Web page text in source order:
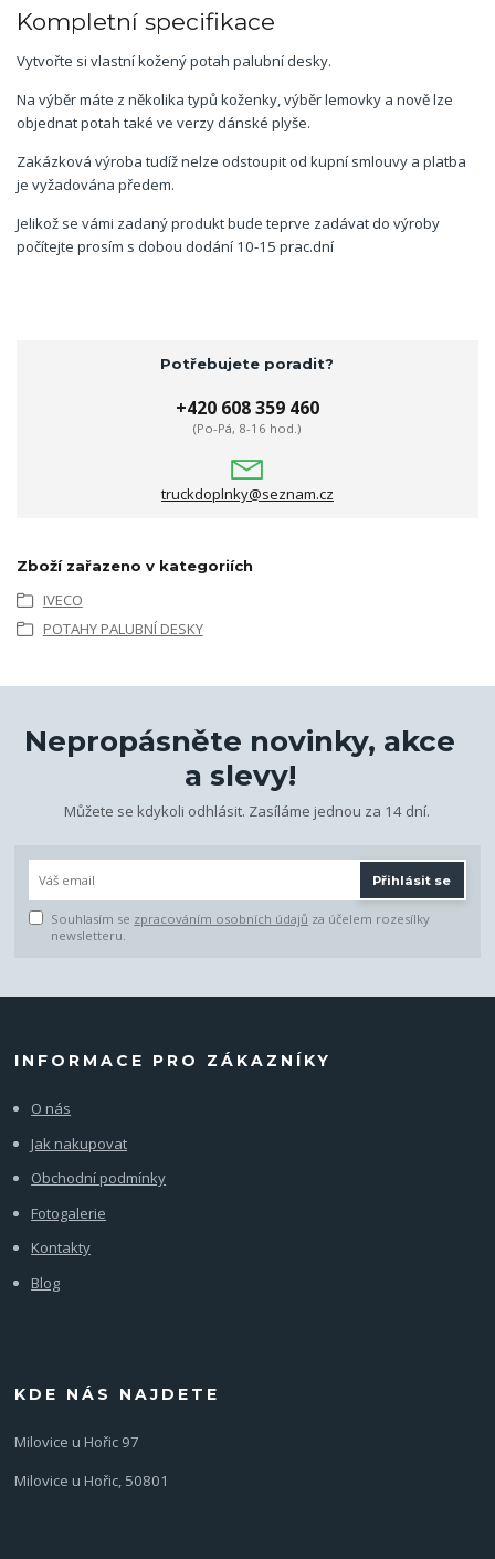
Kompletní specifikace
Vytvořte si vlastní kožený potah palubní desky.
Na výběr máte z několika typů koženky, výběr lemovky a nově lze
objednat potah také ve verzy dánské plyše.
Zakázková výroba tudíž nelze odstoupit od kupní smlouvy a platba
je vyžadována předem.
Jelikož se vámi zadaný produkt bude teprve zadávat do výroby
počítejte prosím s dobou dodání 10-15 prac.dní
Potřebujete poradit?
+420 608 359 460
(Po-Pá, 8-16 hod.)
truckdoplnky@seznam.cz
Zboží zařazeno v kategoriích
IVECO
POTAHY PALUBNÍ DESKY
Nepropásněte novinky, akce
a slevy!
Můžete se kdykoli odhlásit. Zasíláme jednou za 14 dní.
Přihlásit se
Souhlasím se zpracováním osobních údajů za účelem rozesílky
newsletteru.
INFORMACE PRO ZÁKAZNÍKY
O nás
Jak nakupovat
Obchodní podmínky
Fotogalerie
Kontakty
Blog
KDE NÁS NAJDETE
Milovice u Hořic 97
Milovice u Hořic, 50801